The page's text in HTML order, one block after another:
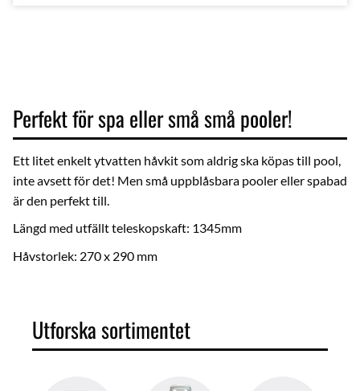
Perfekt för spa eller små små pooler!
Ett litet enkelt ytvatten håvkit som aldrig ska köpas till pool,
inte avsett för det! Men små uppblåsbara pooler eller spabad
är den perfekt till.
Längd med utfällt teleskopskaft: 1345mm
Håvstorlek: 270 x 290 mm
Utforska sortimentet